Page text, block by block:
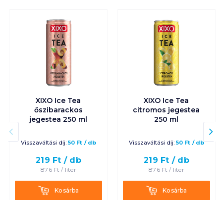
XIXO Ice Tea
őszibarackos
jegestea 250 ml
Visszaváltási díj: 50Ft / db
219 Ft / db
876Ft / liter
KosárbaKosárba
XIXO Ice Tea
citromos jegestea
250 ml
Visszaváltási díj: 50Ft / db
219 Ft / db
876Ft / liter
KosárbaKosárba